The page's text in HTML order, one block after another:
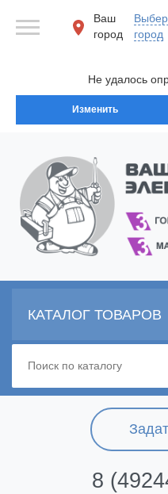
Не удалось
Изменить
Ваш
город
город
8
КАТАЛОГ ТОВАРОВ